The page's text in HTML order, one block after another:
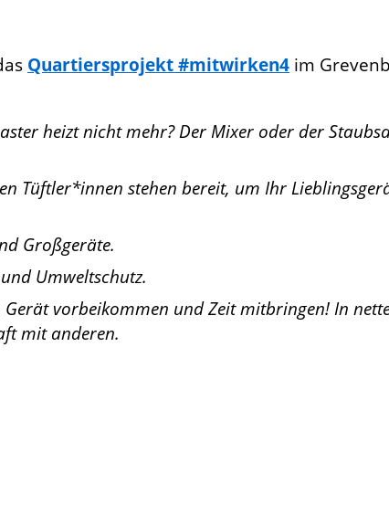
Quartiersprojekt #mitwirken4 im
heizt nicht mehr? Der Mixer oder der
Tüftler*innen stehen bereit, um Ihr
Großgeräte.
Umweltschutz.
vorbeikommen und Zeit mitbringen! In
mit anderen.